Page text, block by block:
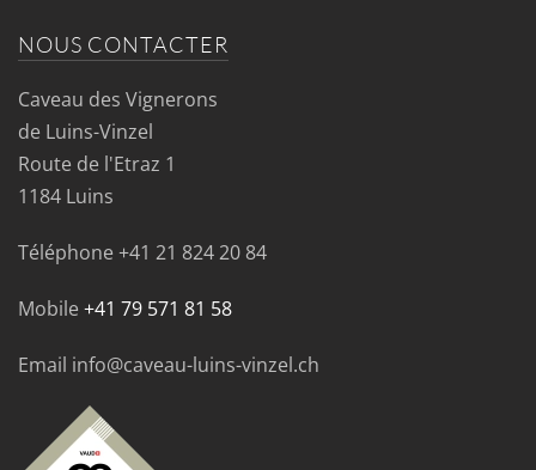
NOUS CONTACTER
Caveau des Vignerons
de Luins-Vinzel
Route de l'Etraz 1
1184 Luins
Téléphone +41 21 824 20 84
Mobile +41 79 571 81 58
Email info@caveau-luins-vinzel.ch